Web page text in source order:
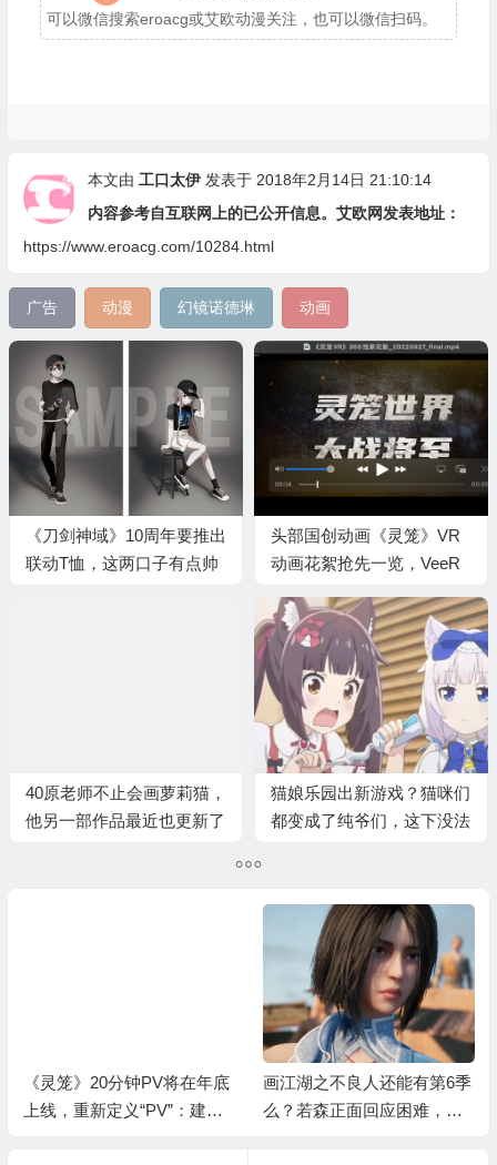
可以微信搜索eroacg或艾欧动漫关注，也可以微信扫码。
本文由 工口太伊发表于 2018年2月14日 21:10:14
内容参考自互联网上的已公开信息。艾欧网发表地址：
https://www.eroacg.com/10284.html
广告 动漫 幻镜诺德琳 动画
《刀剑神域》10周年要推出
联动T恤，这两口子有点帅
头部国创动画《灵笼》VR
动画花絮抢先一览，VeeR
路人
40原老师不止会画萝莉猫，
他另一部作品最近也更新了
猫娘乐园出新游戏？猫咪们
都变成了纯爷们，这下没法
《灵笼》20分钟PV将在年底
上线，重新定义“PV”：建议
画江湖之不良人还能有第6季
么？若森正面回应困难，都